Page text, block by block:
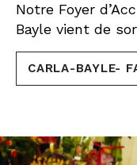
Notre Foyer
Bayle vient de
CARLA-BAYLE-